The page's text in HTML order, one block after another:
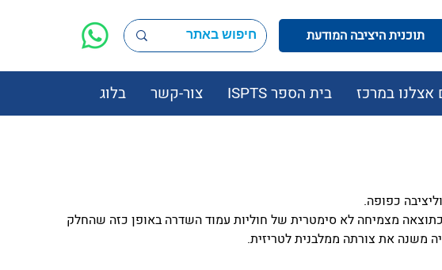
אצלנו במרכז בית הספר ISPTS צור-קשר בלוג
תוכנית היציבה המודעת
כפופה.
מצמיחה לא סימטרית של חוליות עמוד השדרה באופן כזה שהחלק
משנה את צורתה ממלבנית לטריזית.